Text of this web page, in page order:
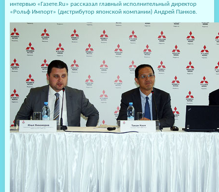
интервью «Газете.Ru» рассказал главный исполнительный директор
«Рольф Импорт» (дистрибутор японской компании) Андрей Панков.